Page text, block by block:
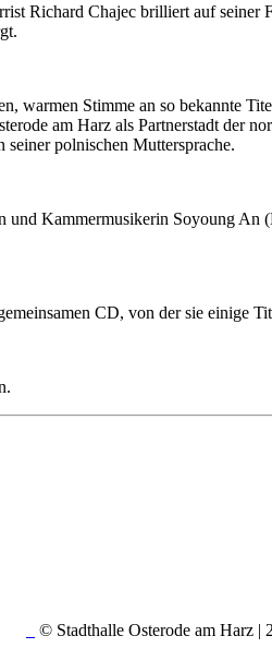
Richard Chajec brilliert auf
warmen Stimme an so bekannte
am Harz als Partnerstadt der
polnischen Muttersprache.
und Kammermusikerin Soyoung
CD, von der sie einige
© Stadthalle